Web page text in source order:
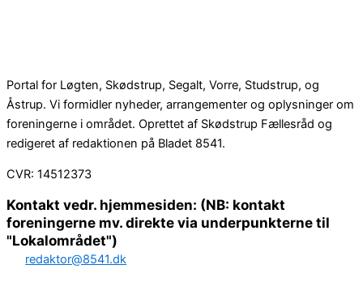
Portal for Løgten, Skødstrup, Segalt, Vorre, Studstrup, og
Åstrup. Vi formidler nyheder, arrangementer og oplysninger om
foreningerne i området. Oprettet af Skødstrup Fællesråd og
redigeret af redaktionen på Bladet 8541.
CVR: 14512373
Kontakt vedr. hjemmesiden: (NB: kontakt
foreningerne mv. direkte via underpunkterne til
"Lokalområdet")
redaktor@8541.dk